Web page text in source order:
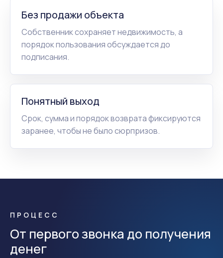
Без продажи объекта
Собственник сохраняет недвижимость, а
порядок пользования обсуждается до
подписания.
Понятный выход
Срок, сумма и порядок возврата фиксируются
заранее, чтобы не было сюрпризов.
ПРОЦЕСС
От первого звонка до получения
денег